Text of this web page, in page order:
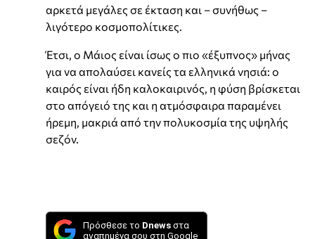
αρκετά μεγάλες σε έκταση και – συνήθως –
λιγότερο κοσμοπολίτικες.
Έτσι, ο Μάιος είναι ίσως ο πιο «έξυπνος» μήνας
για να απολαύσει κανείς τα ελληνικά νησιά: ο
καιρός είναι ήδη καλοκαιρινός, η φύση βρίσκεται
στο απόγειό της και η ατμόσφαιρα παραμένει
ήρεμη, μακριά από την πολυκοσμία της υψηλής
σεζόν.
Πρόσθεσε το Dnews στα
αγαπημένα σου στη Google